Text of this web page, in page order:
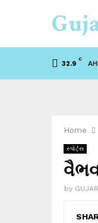
32.9
C
Home
સ્પોર્ટ્સ
વૈભવ
by